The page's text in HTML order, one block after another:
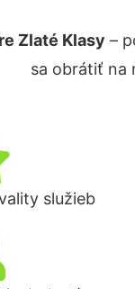
Zlaté Klasy –
sa obrátiť na
služieb